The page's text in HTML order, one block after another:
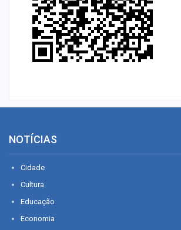
NOTÍCIAS
Cidade
Cultura
Educação
Economia